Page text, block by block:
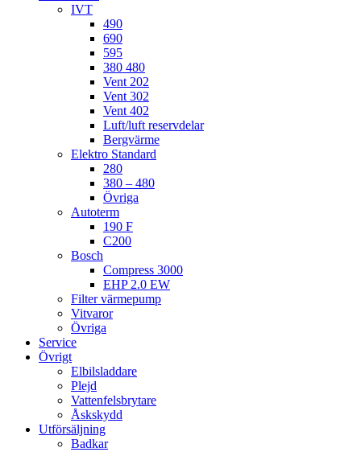
IVT
490
690
595
380 480
Vent 202
Vent 302
Vent 402
Luft/luft reservdelar
Bergvärme
Elektro Standard
280
380 – 480
Övriga
Autoterm
190 F
C200
Bosch
Compress 3000
EHP 2.0 EW
Filter värmepump
Vitvaror
Övriga
Service
Övrigt
Elbilsladdare
Plejd
Vattenfelsbrytare
Åskskydd
Utförsäljning
Badkar